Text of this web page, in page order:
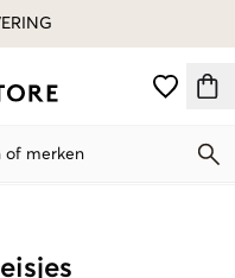
of merken